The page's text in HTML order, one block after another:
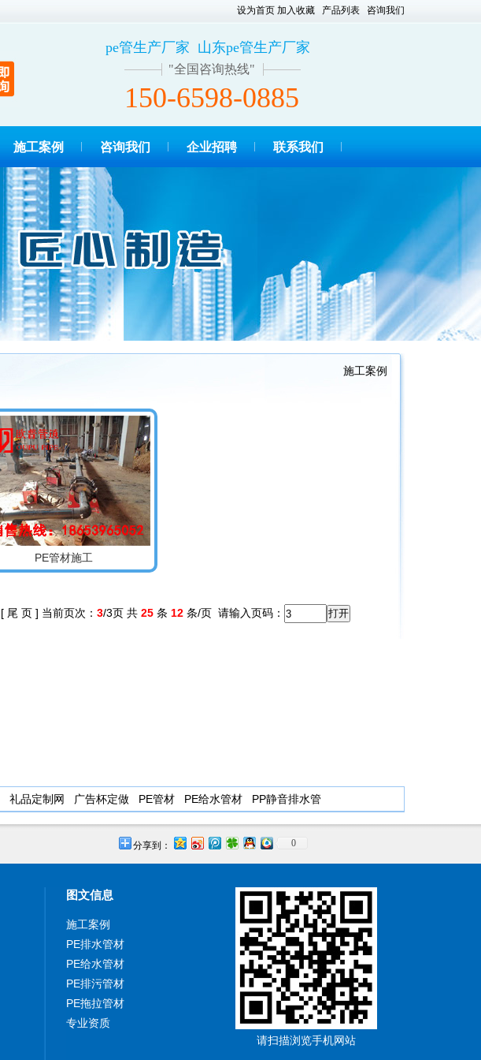
设为首页 加入收藏 产品列表 咨询我们
pe管生产厂家 山东pe管生产厂家
全国咨询热线
150-6598-0885
施工案例 咨询我们 企业招聘 联系我们
施工案例
PE管材施工
[ 尾 页 ] 当前页次： 3/3页 共 25条 12条/页 请输入页码：
礼品定制网 广告杯定做 PE管材 PE给水管材 PP静音排水管
分享到： 0
图文信息
施工案例
PE排水管材
PE给水管材
PE排污管材
PE拖拉管材
专业资质
请扫描浏览手机网站